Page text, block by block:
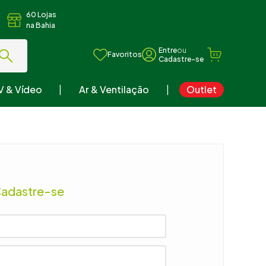
60 Lojas
na Bahia
Favoritos
ou
& Vídeo Ar & Ventilação Outlet
se